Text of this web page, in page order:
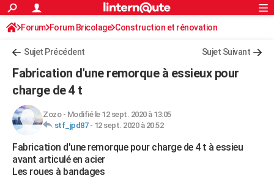
ACTUALITÉS
Politique
Société
Faits Divers
Education
Monde
Villes
+
Programme TV
Streaming
Cinéma
Sorties cinéma
Musique
FINANCE
Retraite
Impôts
Epargne
Immobilier
Risques naturels par ville
Banque
Assurance
Crédit
AUTO
Essais
Réserver un essai
Citadines
Berlines
SUV
Forum auto
HIGH-TECH
Mobiles
Meilleur smartphone
Internet
Ordinateurs
Jeux vidéo
Guide high-tech
+BRICOLAGE
Rechercher
S'inscrire
Connexion
Forum Forum Bricolage Construction et rénovation
Sujet Précédent Sujet Suivant
Fabrication d'une remorque à essieux pour
charge de 4 t
Zozo- Modifié le 12 sept. 2020 à 13:05
stf_jpd87- 12 sept. 2020 à 20:52
Fabrication d'une remorque pour charge de 4 t à essieu
avant articulé en acier
Les roues à bandages